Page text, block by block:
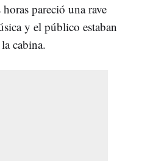
pareció una rave
y el público estaban
cabina.